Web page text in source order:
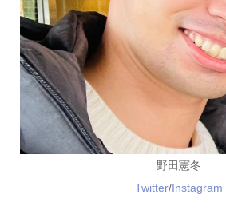
野田憲冬
Twitter/Instagram